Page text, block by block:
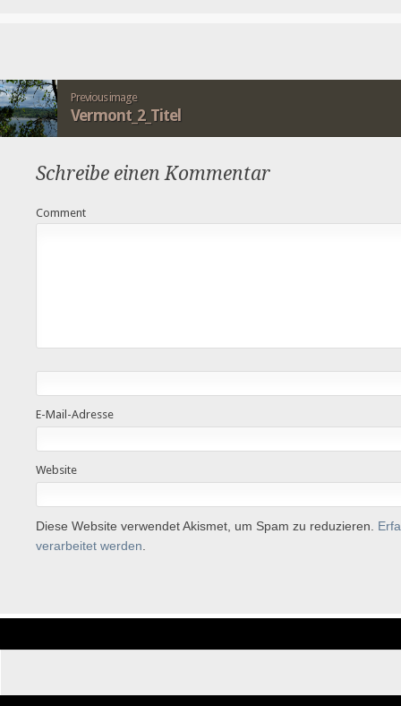
Previous image
Vermont_2_Titel
Schreibe einen Kommentar
Comment
E-Mail-Adresse
Website
Diese Website verwendet Akismet, um Spam zu reduzieren.
verarbeitet werden